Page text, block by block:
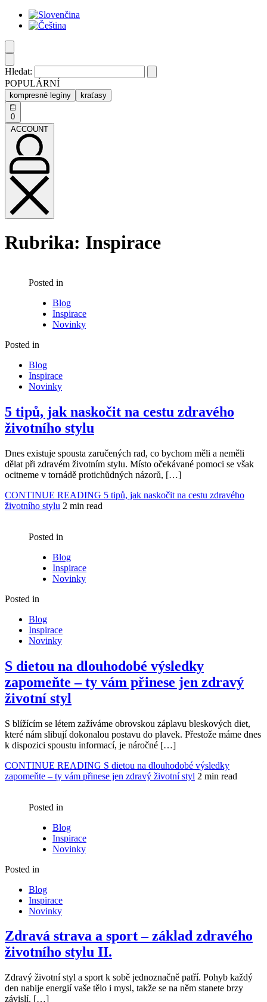
Hledat:
POPULÁRNÍ
kompresné legíny kraťasy
0
ACCOUNT
Rubrika: Inspirace
Posted in
Blog
Inspirace
Novinky
Posted in
Blog
Inspirace
Novinky
5 tipů, jak naskočit na cestu zdravého
životního stylu
Dnes existuje spousta zaručených rad, co bychom měli a neměli
dělat při zdravém životním stylu. Místo očekávané pomoci se však
ocitneme v tornádě protichůdných názorů, […]
CONTINUE READING 5 tipů, jak naskočit na cestu zdravého
životního stylu 2 min read
Posted in
Blog
Inspirace
Novinky
Posted in
Blog
Inspirace
Novinky
S dietou na dlouhodobé výsledky
zapomeňte – ty vám přinese jen zdravý
životní styl
S blížícím se létem zažíváme obrovskou záplavu bleskových diet,
které nám slibují dokonalou postavu do plavek. Přestože máme dnes
k dispozici spoustu informací, je náročné […]
CONTINUE READING S dietou na dlouhodobé výsledky
zapomeňte – ty vám přinese jen zdravý životní styl 2 min read
Posted in
Blog
Inspirace
Novinky
Posted in
Blog
Inspirace
Novinky
Zdravá strava a sport – základ zdravého
životního stylu II.
Zdravý životní styl a sport k sobě jednoznačně patří. Pohyb každý
den nabije energií vaše tělo i mysl, takže se na něm stanete brzy
závislí. […]